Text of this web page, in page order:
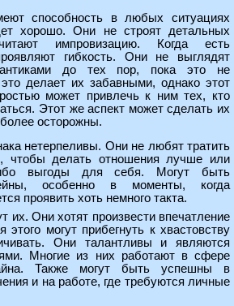
способность в любых ситуациях
хорошо. Они не строят детальных
импровизацию. Когда есть
гибкость. Они не выглядят
до тех пор, пока это не
делает их забавными, однако этот
может привлечь к ним тех, кто
Этот же аспект может сделать их
осторожны.
нетерпеливы. Они не любят тратить
чтобы делать отношения лучше или
выгоды для себя. Могут быть
особенно в моменты, когда
проявить хоть немного такта.
их. Они хотят произвести впечатление
могут прибегнуть к хвастовству
Они талантливы и являются
Многие из них работают в сфере
Также могут быть успешны в
и на работе, где требуются личные